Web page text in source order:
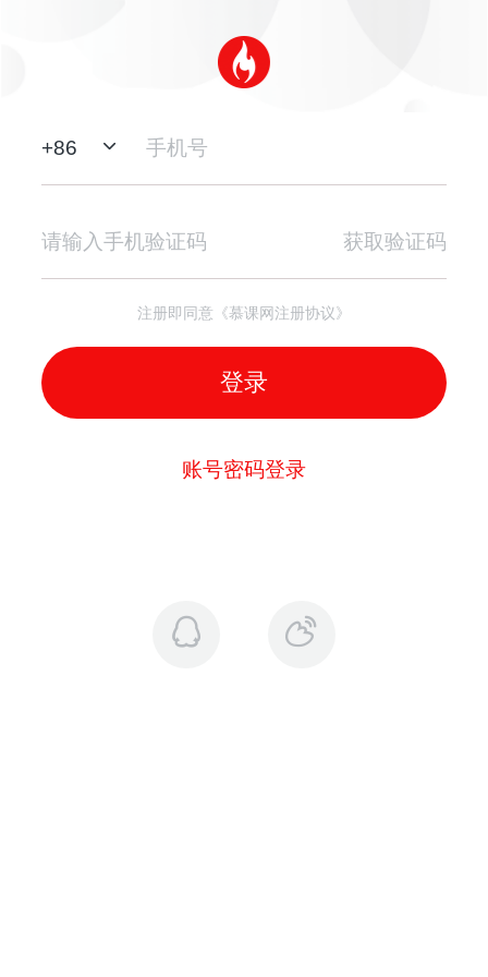
+86
获取验证码
注册即同意《慕课网注册协议》
登录
账号密码登录